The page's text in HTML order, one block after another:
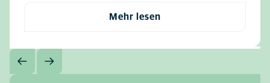
Mehr lesen